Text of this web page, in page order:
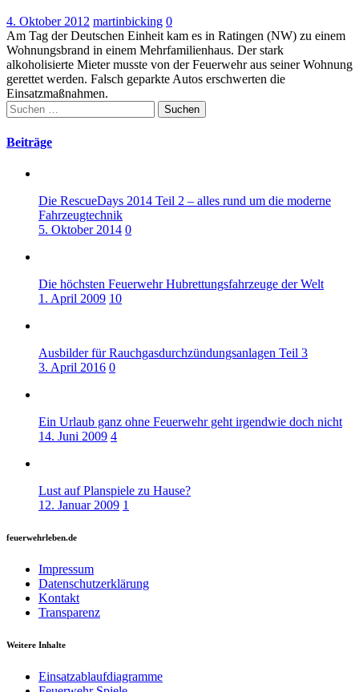
4. Oktober 2012 martinbicking 0
Am Tag der Deutschen Einheit kam es in Ratingen (NW) zu einem
Wohnungsbrand in einem Mehrfamilienhaus. Der stark
alkoholisierte Mieter musste von der Feuerwehr aus seiner Wohnung
gerettet werden. Falsch geparkte Autos erschwerten die
Einsatzmaßnahmen.
Suchen
nach:
Beiträge
Die RescueDays 2014 Teil 2 – alles rund um die moderne
Fahrzeugtechnik
5. Oktober 2014 0
Die höchsten Feuerwehr Hubrettungsfahrzeuge der Welt
1. April 2009 10
Ausbilder für Rauchgasdurchzündungsanlagen Teil 3
3. April 2016 0
Ein Urlaub ganz ohne Feuerwehr geht irgendwie doch nicht
14. Juni 2009 4
Lust auf Planspiele zu Hause?
12. Januar 2009 1
feuerwehrleben.de
Impressum
Datenschutzerklärung
Kontakt
Transparenz
Weitere Inhalte
Einsatzablaufdiagramme